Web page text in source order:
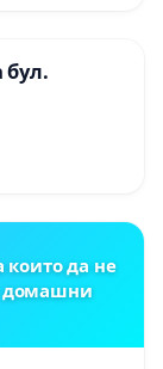
бул.
които да не
домашни